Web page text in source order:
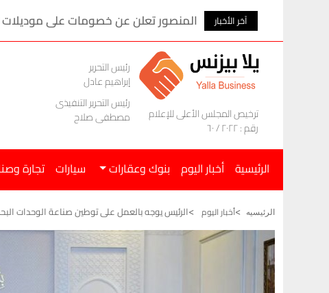
آخر الأخبار المنصور تعلن عن خصومات على موديلات ام جي
ترخيص المجلس الأعلى للإعلام
رقم : ٢٠٢٢ / ٦٠
رئيس التحرير
إبراهيم عادل
رئيس التحرير التنفيذى
مصطفى صلاح
الرئيسية أخبار اليوم بنوك وعقارات سيارات تجارة
الرئيسيه أخبار اليوم الرئيس يوجه بالعمل على توطين صناعة الوحدات